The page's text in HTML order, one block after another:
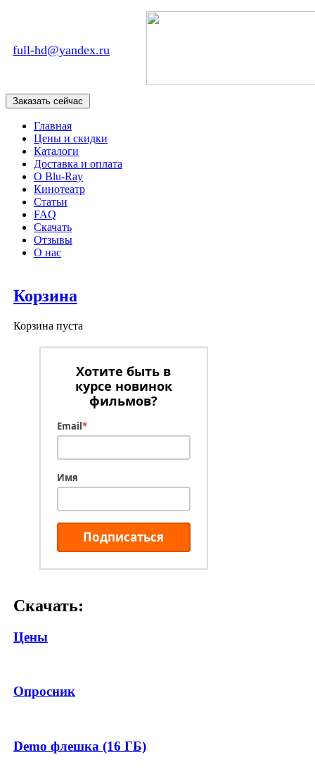
full-hd@yandex.ru
Главная
Цены и скидки
Каталоги
Доставка и оплата
О Blu-Ray
Кинотеатр
Статьи
FAQ
Скачать
Отзывы
О нас
Корзина
Корзина пуста
Хотите быть в
курсе новинок
фильмов?
Email*
Имя
Подписаться
Скачать:
Цены
Опросник
Demo флешка (16 ГБ)